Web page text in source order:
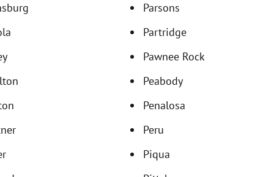
Parsons
Partridge
Pawnee Rock
Peabody
Penalosa
Peru
Piqua